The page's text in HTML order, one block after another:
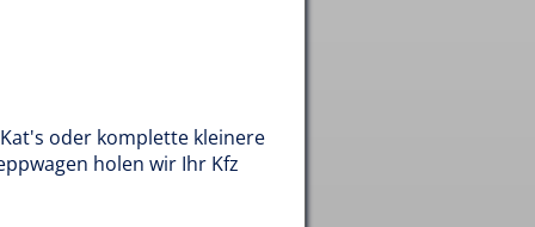
oder komplette kleinere
holen wir Ihr Kfz